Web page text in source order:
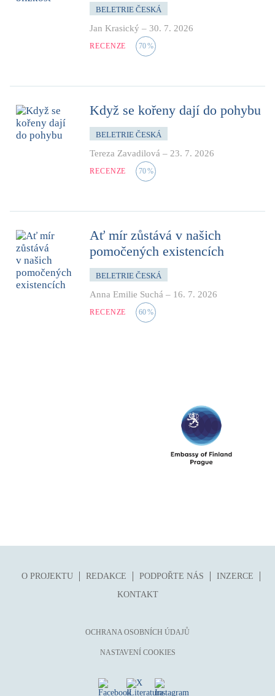
BELETRIE ČESKÁ
Jan Krasický – 30. 7. 2026
RECENZE 70%
Když se kořeny dají do pohybu
BELETRIE ČESKÁ
Tereza Zavadilová – 23. 7. 2026
RECENZE 70%
Ať mír zůstává v našich
pomočených existencích
BELETRIE ČESKÁ
Anna Emilie Suchá – 16. 7. 2026
RECENZE 60%
O PROJEKTU REDAKCE PODPOŘTE NÁS
INZERCE
KONTAKT
OCHRANA OSOBNÍCH ÚDAJŮ
NASTAVENÍ COOKIES